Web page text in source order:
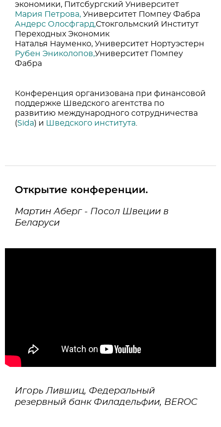
экономики, Питсбургский Университет
Мария Петрова, Университет Помпеу Фабра
Андерс Олосфгард,Стокгольмский Институт
Переходных Экономик
Наталья Науменко, Университет Нортуэстерн
Рубен Эниколопов,Университет Помпеу
Фабра
Конференция организована при финансовой
поддержке Шведского агентства по
развитию международного сотрудничества
(Sida) и Шведского института
Открытие конференции.
Мартин Аберг - Посол Швеции в
Беларуси
Игорь Лившиц, Федеральный
резервный банк Филадельфии, BEROC